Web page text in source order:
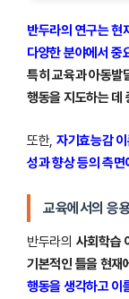
반두라의 연구는 현
다양한 분야에서 중
특히 교육과 아동발
행동을 지도하는 데
또한, 자기효능감
성과 향상 등의 측
교육에서의 응
반두라의 사회학습
기본적인 틀을 현재
행동을 생각하고 이